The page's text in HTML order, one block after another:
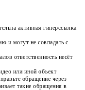
активная гиперссылка
и могут не совпадать с
ответственность несёт
или иной объект
обращение через
такие обращения в